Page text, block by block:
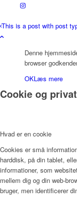
This is a post with post
Denne
browser
OKLæs mere
Cookie og
Hvad er en cookie
Cookies er små
harddisk, på din tablet,
informationer, som
mellem dig og din web-
bruger, men identificerer